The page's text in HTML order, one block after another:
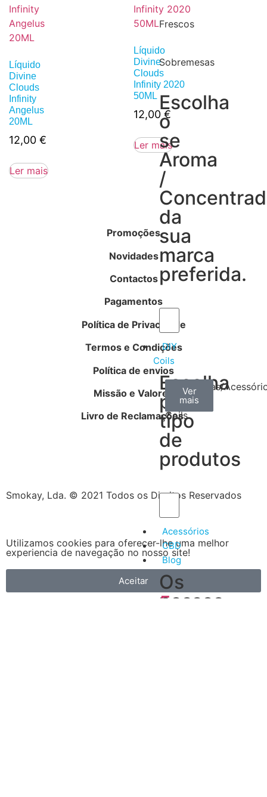
Frescos
Sobremesas
Escolha
o
se
Aroma
/
da
sua
marca
preferida.
DIY
Coils
Escolha
por
tipo
de
produtos
Arame
Coils
Ver
mais
Algodão
Ver
mais
Ferramentas/
Ver
mais
Acessórios
CBD
Blog
Os
nossos
5
Líquido
Divine
Clouds
Infinity
Angelus
20ML
12,00 €
Ler mais
Líquido
Divine
Clouds
Infinity 2020
50ML
12,00€
Ler mais
Promoções
Novidades
Contactos
Pagamentos
Política de Privacidade
Termos e Condições
Política de envios
Missão e Valores
Livro de Reclamações
Smokay, Lda. © 2021 Todos os Direitos Reservados
Utilizamos cookies para oferecer-lhe uma melhor
experiencia de navegação no nosso site!
Aceitar